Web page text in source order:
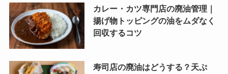
カレー・カツ専門店の廃油管理｜
揚げ物トッピングの油をムダなく
回収するコツ
寿司店の廃油はどうする？天ぷ